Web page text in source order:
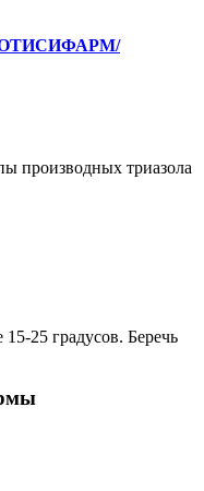
производных триазола
25 градусов. Беречь